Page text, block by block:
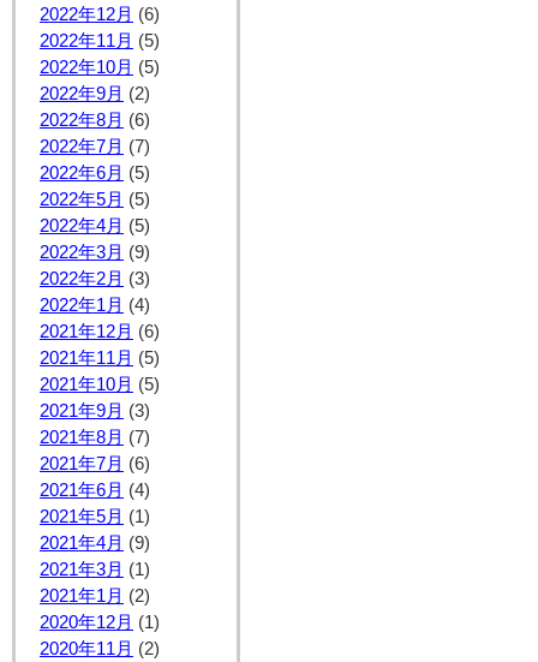
2022年12月 (6)
2022年11月 (5)
2022年10月 (5)
2022年9月 (2)
2022年8月 (6)
2022年7月 (7)
2022年6月 (5)
2022年5月 (5)
2022年4月 (5)
2022年3月 (9)
2022年2月 (3)
2022年1月 (4)
2021年12月 (6)
2021年11月 (5)
2021年10月 (5)
2021年9月 (3)
2021年8月 (7)
2021年7月 (6)
2021年6月 (4)
2021年5月 (1)
2021年4月 (9)
2021年3月 (1)
2021年1月 (2)
2020年12月 (1)
2020年11月 (2)